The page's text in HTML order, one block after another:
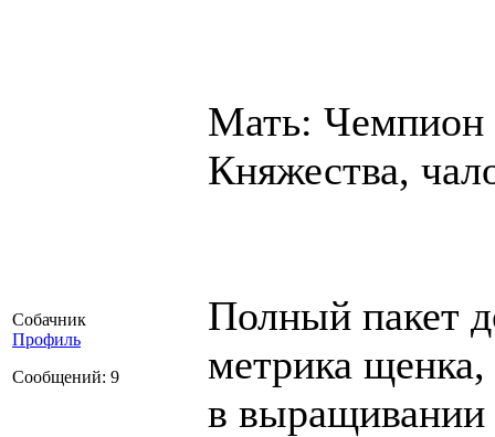
Собачник
Профиль
Сообщений: 9
Мать: Чемпион
Княжества,
Полный пакет
метрика
в